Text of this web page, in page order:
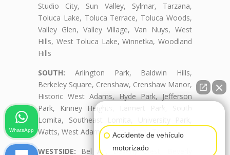
Studio City, Sun Valley, Sylmar, Tarzana,
Toluca Lake, Toluca Terrace, Toluca Woods,
Valley Glen, Valley Village, Van Nuys, West
Hills, West Toluca Lake, Winnetka, Woodland
Hills
SOUTH: Arlington Park, Baldwin Hills,
Berkeley Square, Crenshaw, Crenshaw Manor,
Historic West Adams, Hyde Park, Jefferson
Park, Kinney Heights, Leimert Park, South
Lomita, Southeast Lomita, University Park,
Watts, West Adams, West Adams Terrace
WESTSIDE: Bel Air, Beverly Crest, Beverly
Accidente de vehículo
motorizado
WhatsApp